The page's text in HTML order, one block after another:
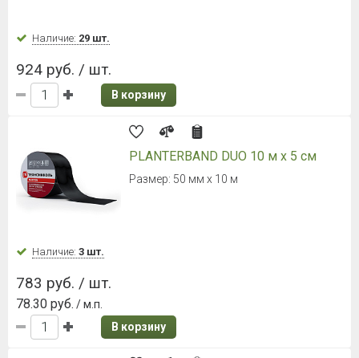
Наличие: 29 шт.
924 руб. / шт.
В корзину
PLANTERBAND DUO 10 м x 5 см
Размер: 50 мм х 10 м
Наличие: 3 шт.
783 руб. / шт.
78.30 руб. / м.п.
В корзину